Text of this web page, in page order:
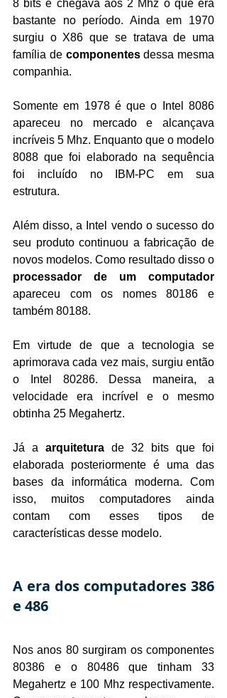
8 bits e chegava aos 2 Mhz o que era
bastante no período. Ainda em 1970
surgiu o X86 que se tratava de uma
família de componentes dessa mesma
companhia.
Somente em 1978 é que o Intel 8086
apareceu no mercado e alcançava
incríveis 5 Mhz. Enquanto que o modelo
8088 que foi elaborado na sequência
foi incluído no IBM-PC em sua
estrutura.
Além disso, a Intel vendo o sucesso do
seu produto continuou a fabricação de
apareceu com os nomes 80186 e
também 80188.
Em virtude de que a tecnologia se
aprimorava cada vez mais, surgiu então
o Intel 80286. Dessa maneira, a
velocidade era incrível e o mesmo
obtinha 25 Megahertz.
Já a arquitetura de 32 bits que foi
elaborada posteriormente é uma das
bases da informática moderna. Com
isso, muitos computadores ainda
contam com esses tipos de
características desse modelo.
A era dos computadores 386
e 486
Nos anos 80 surgiram os componentes
80386 e o 80486 que tinham 33
Megahertz e 100 Mhz respectivamente.